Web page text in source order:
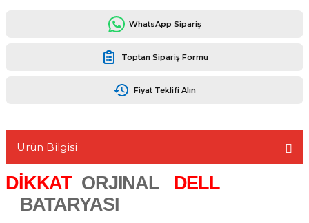
WhatsApp Sipariş
Toptan Sipariş Formu
Fiyat Teklifi Alın
Ürün Bilgisi
DİKKATORJINAL
DELL
BATARYASI